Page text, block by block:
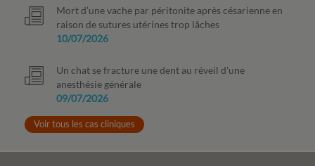
Mort d’une vache par péritonite après césarienne en
raison de sutures utérines trop lâches
10/07/2026
Un chat se fracture une dent au réveil d'une
anesthésie générale
09/07/2026
Voir tous les cas cliniques